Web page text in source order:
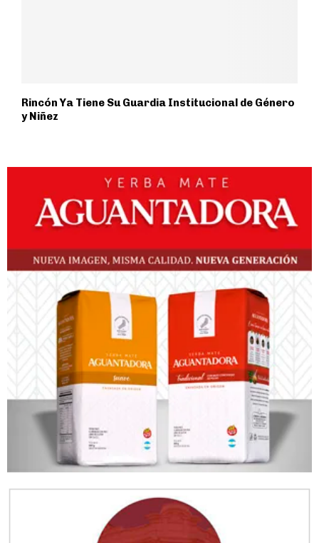
Rincón Ya Tiene Su Guardia Institucional de Género
y Niñez